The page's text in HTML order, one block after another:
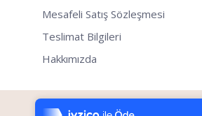
7/24 Canlı Destek
Mesafeli Satış Sözleşmesi
Teslimat Bilgileri
Hakkımızda